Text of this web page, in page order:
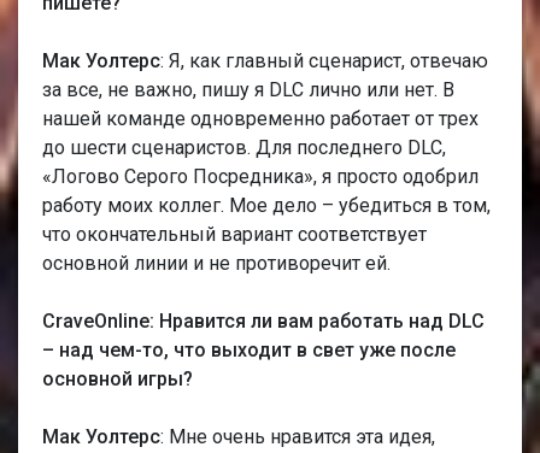
Мак Уолтерс: Я, как главный сценарист, отвечаю
за все, не важно, пишу я DLC лично или нет. В
нашей команде одновременно работает от трех
до шести сценаристов. Для последнего DLC,
«Логово Серого Посредника», я просто одобрил
работу моих коллег. Мое дело – убедиться в том,
что окончательный вариант соответствует
основной линии и не противоречит ей.
CraveOnline: Нравится ли вам работать над DLC
– над чем-то, что выходит в свет уже после
основной игры?
Мак Уолтерс: Мне очень нравится эта идея,